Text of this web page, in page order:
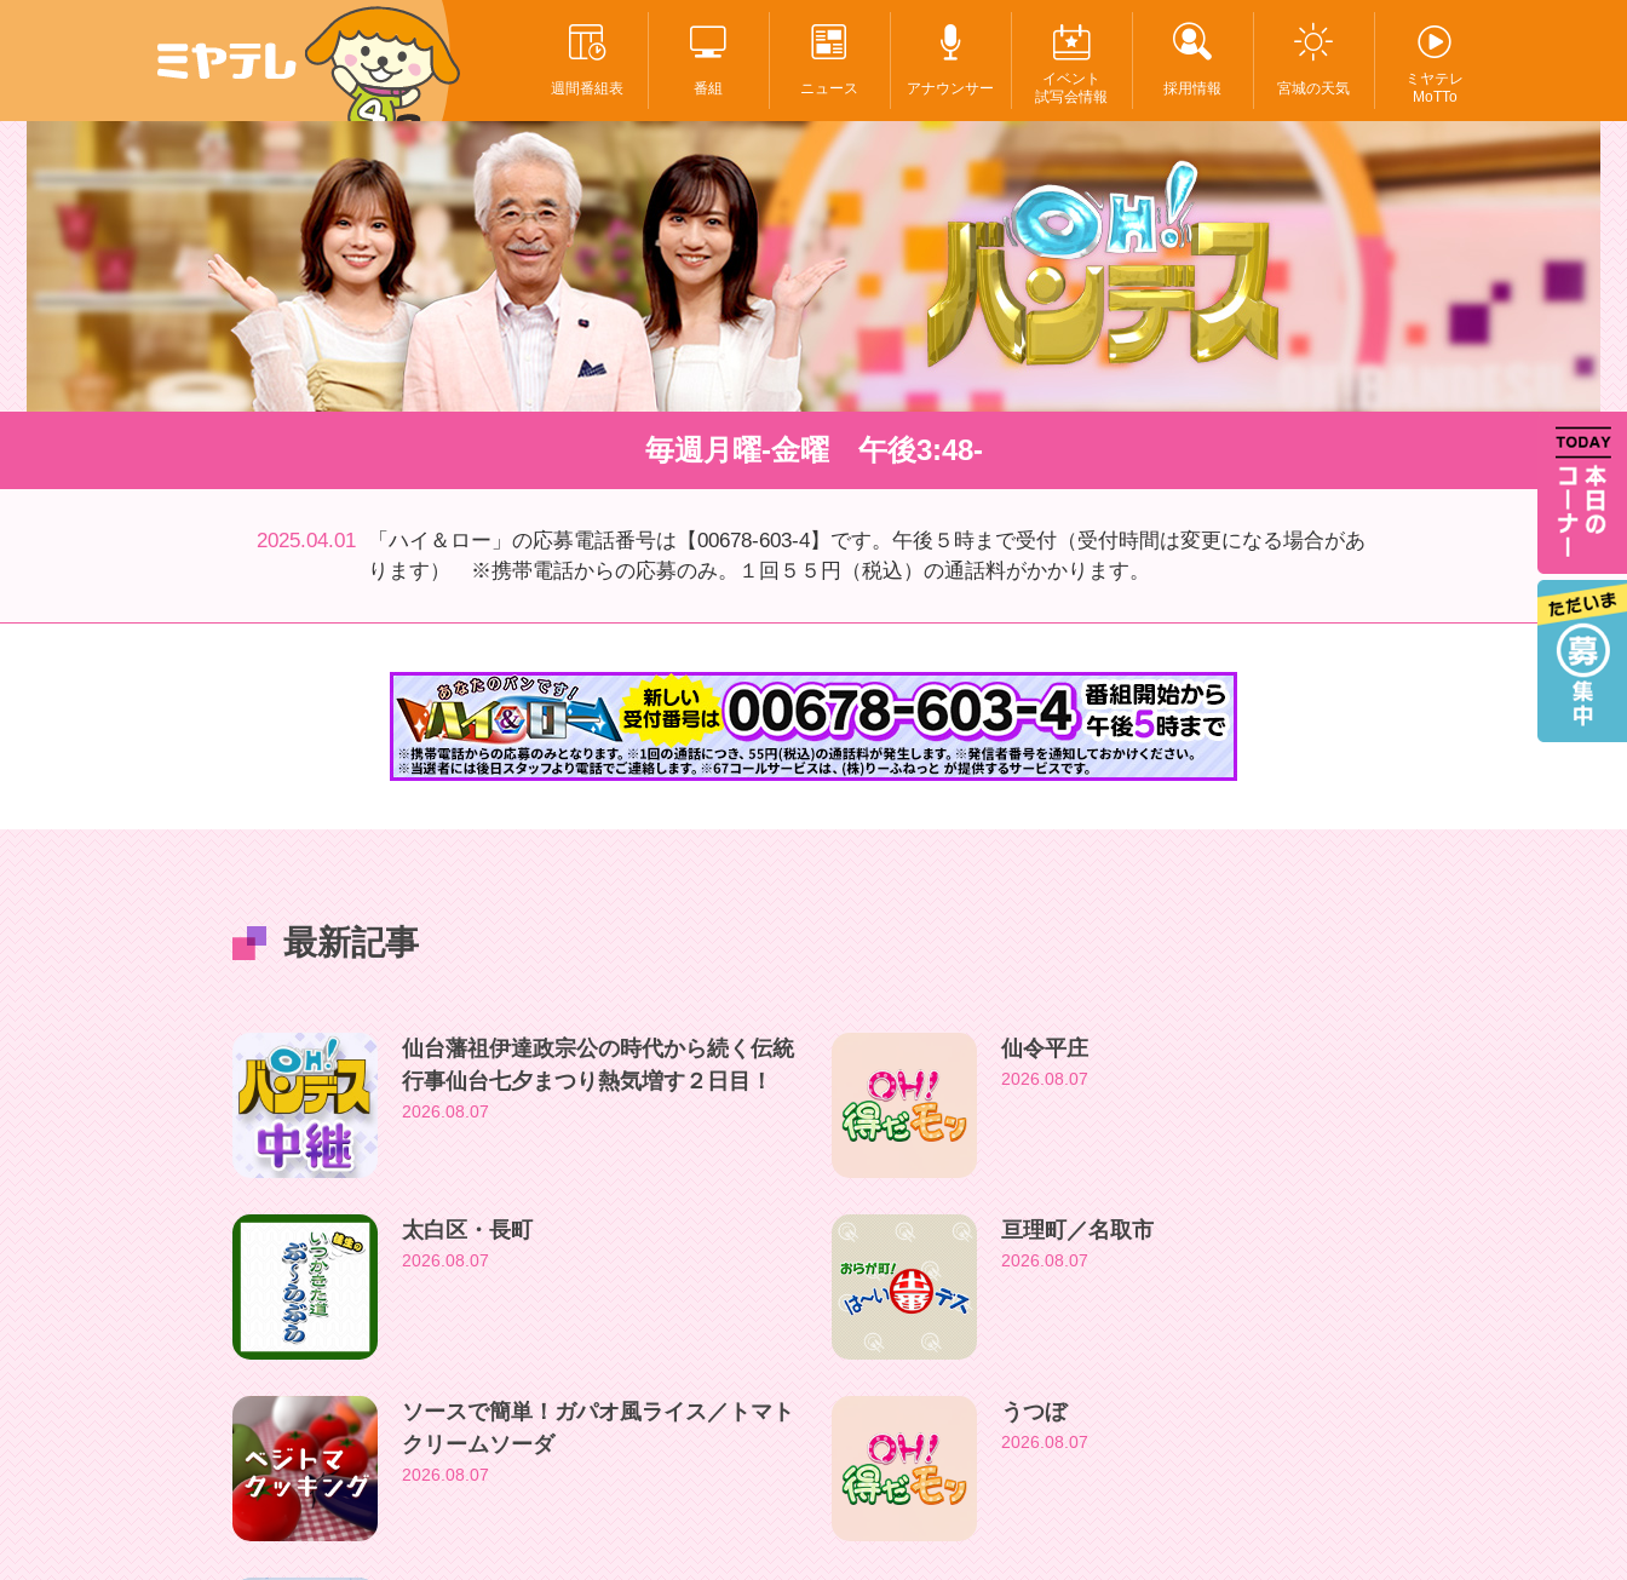
週間番組表 番組 ニュース アナウンサー
イベント
試写会情報
採用情報 宮城の天気
ミヤテレ
MoTTo
毎週月曜-金曜 午後3:48-
2025.04.01
「ハイ＆ロー」の応募電話番号は【00678-603-4】です。午後５時まで受付（受付時間は変更になる場合があ
ります） ※携帯電話からの応募のみ。１回５５円（税込）の通話料がかかります。
最新記事
仙台藩祖伊達政宗公の時代から続く伝統
行事仙台七夕まつり熱気増す２日目！
2026.08.07
仙令平庄
2026.08.07
太白区・長町
2026.08.07
亘理町／名取市
2026.08.07
ソースで簡単！ガパオ風ライス／トマト
クリームソーダ
2026.08.07
うつぼ
2026.08.07